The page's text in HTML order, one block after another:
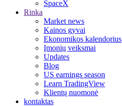
SpaceX
Rinka
Market news
Kainos gyvai
Ekonomikos kalendorius
Įmonių veiksmai
Updates
Blog
US earnings season
Learn TradingView
Klientų nuomonė
kontaktas